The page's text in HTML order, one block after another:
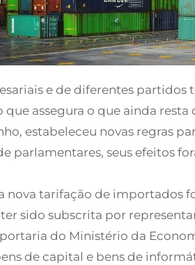
e de diferentes
assegura o que ainda
estabeleceu novas regras
parlamentares, seus efeitos
nova tarifação de importados
sido subscrita por
do Ministério da
de capital e bens de